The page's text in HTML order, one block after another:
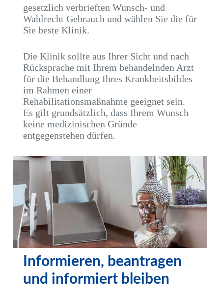
gesetzlich verbrieften Wunsch- und
Wahlrecht Gebrauch und wählen Sie die für
Sie beste Klinik.
Die Klinik sollte aus Ihrer Sicht und nach
Rücksprache mit Ihrem behandelnden Arzt
für die Behandlung Ihres Krankheitsbildes
im Rahmen einer
Rehabilitationsmaßnahme geeignet sein.
Es gilt grundsätzlich, dass Ihrem Wunsch
keine medizinischen Gründe
entgegenstehen dürfen.
Informieren, beantragen
und informiert bleiben